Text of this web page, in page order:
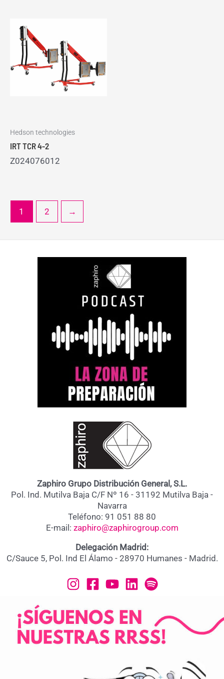
Hedson technologies
IRT TCR 4-2
Z024076012
1 2 →
Zaphiro Grupo Distribución General, S.L.
Pol. Ind. Mutilva Baja C/F Nº 16 - 31192 Mutilva Baja -
Navarra
Teléfono: 91 051 88 80
E-mail: zaphiro@zaphirogroup.com
Delegación Madrid:
C/Sauce 5, Pol. Ind El Álamo - 28970 Humanes - Madrid.